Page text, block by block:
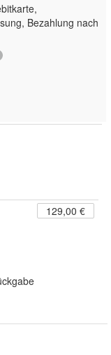
Bezahlung nach
129,00 €